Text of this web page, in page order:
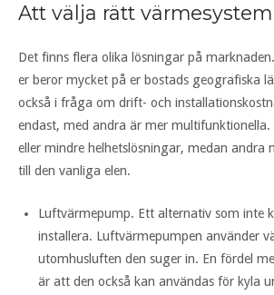
Att välja rätt värmesystem
Det finns flera olika lösningar på
er beror mycket på er bostads geografiska
också i fråga om drift- och
endast, med andra är mer multifunktionella.
eller mindre helhetslösningar, medan andra
till den vanliga elen.
Luftvärmepump. Ett alternativ som inte
installera. Luftvärmepumpen använder
utomhusluften den suger in. En fördel
är att den också kan användas för kyla